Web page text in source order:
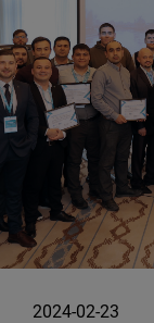
2024-02-23